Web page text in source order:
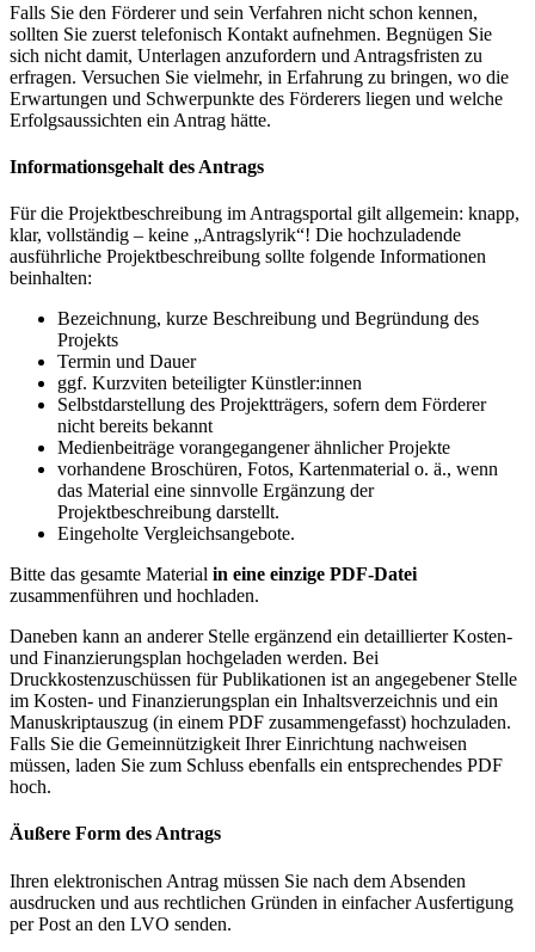
Falls Sie den Förderer und sein Verfahren nicht schon kennen,
sollten Sie zuerst telefonisch Kontakt aufnehmen. Begnügen Sie
sich nicht damit, Unterlagen anzufordern und Antragsfristen zu
erfragen. Versuchen Sie vielmehr, in Erfahrung zu bringen, wo die
Erwartungen und Schwerpunkte des Förderers liegen und welche
Erfolgsaussichten ein Antrag hätte.
Informationsgehalt des Antrags
Für die Projektbeschreibung im Antragsportal gilt allgemein: knapp,
klar, vollständig – keine „Antragslyrik“! Die hochzuladende
ausführliche Projektbeschreibung sollte folgende Informationen
beinhalten:
Bezeichnung, kurze Beschreibung und Begründung des
Projekts
Termin und Dauer
ggf. Kurzviten beteiligter Künstler:innen
Selbstdarstellung des Projektträgers, sofern dem Förderer
nicht bereits bekannt
Medienbeiträge vorangegangener ähnlicher Projekte
vorhandene Broschüren, Fotos, Kartenmaterial o. ä., wenn
das Material eine sinnvolle Ergänzung der
Projektbeschreibung darstellt.
Eingeholte Vergleichsangebote.
Bitte das gesamte Material in eine einzige PDF-Datei
zusammenführen und hochladen.
Daneben kann an anderer Stelle ergänzend ein detaillierter Kosten-
und Finanzierungsplan hochgeladen werden. Bei
Druckkostenzuschüssen für Publikationen ist an angegebener Stelle
im Kosten- und Finanzierungsplan ein Inhaltsverzeichnis und ein
Manuskriptauszug (in einem PDF zusammengefasst) hochzuladen.
Falls Sie die Gemeinnützigkeit Ihrer Einrichtung nachweisen
müssen, laden Sie zum Schluss ebenfalls ein entsprechendes PDF
hoch.
Äußere Form des Antrags
Ihren elektronischen Antrag müssen Sie nach dem Absenden
ausdrucken und aus rechtlichen Gründen in einfacher Ausfertigung
per Post an den LVO senden.